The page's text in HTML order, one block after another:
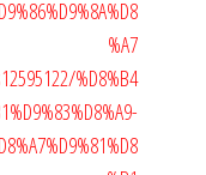
%A7
%D8%B4